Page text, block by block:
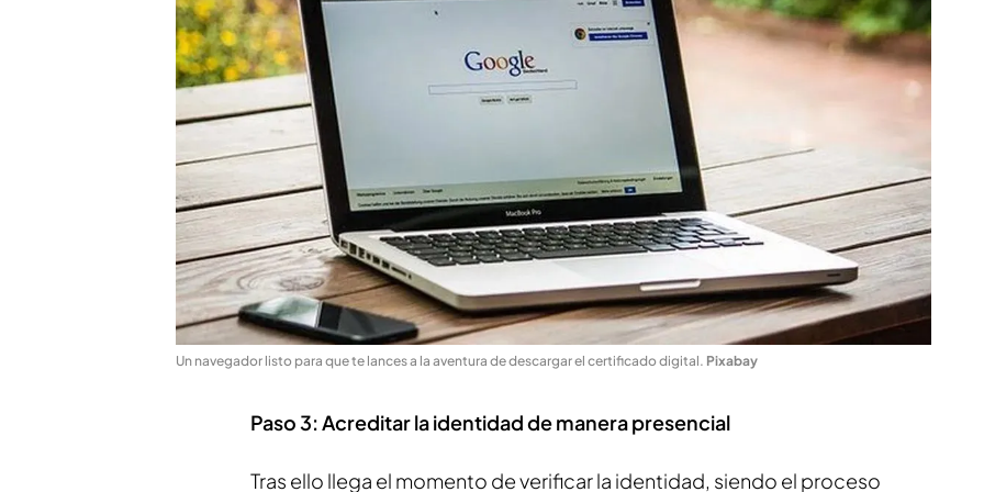
Un navegador listo para que te lances a la aventura de descargar el certificado digital. Pixabay
Paso 3: Acreditar la identidad de manera presencial
Tras ello llega el momento de verificar la identidad, siendo el proceso